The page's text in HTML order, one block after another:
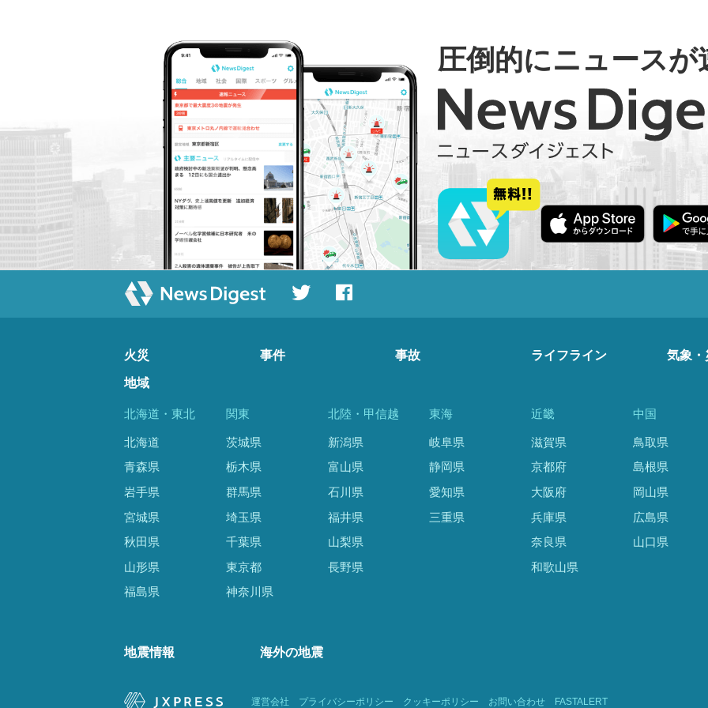
圧倒的にニュースが
火災 事件 事故 ライフライン 気象・
地域
北海道・東北
北海道
青森県
岩手県
宮城県
秋田県
山形県
福島県
関東
茨城県
栃木県
群馬県
埼玉県
千葉県
東京都
神奈川県
北陸・甲信越
新潟県
富山県
石川県
福井県
山梨県
長野県
東海
岐阜県
静岡県
愛知県
三重県
近畿
滋賀県
京都府
大阪府
兵庫県
奈良県
和歌山県
中国
鳥取県
島根県
岡山県
広島県
山口県
地震情報 海外の地震
運営会社 プライバシーポリシー クッキーポリシー お問い合わせ FASTALERT